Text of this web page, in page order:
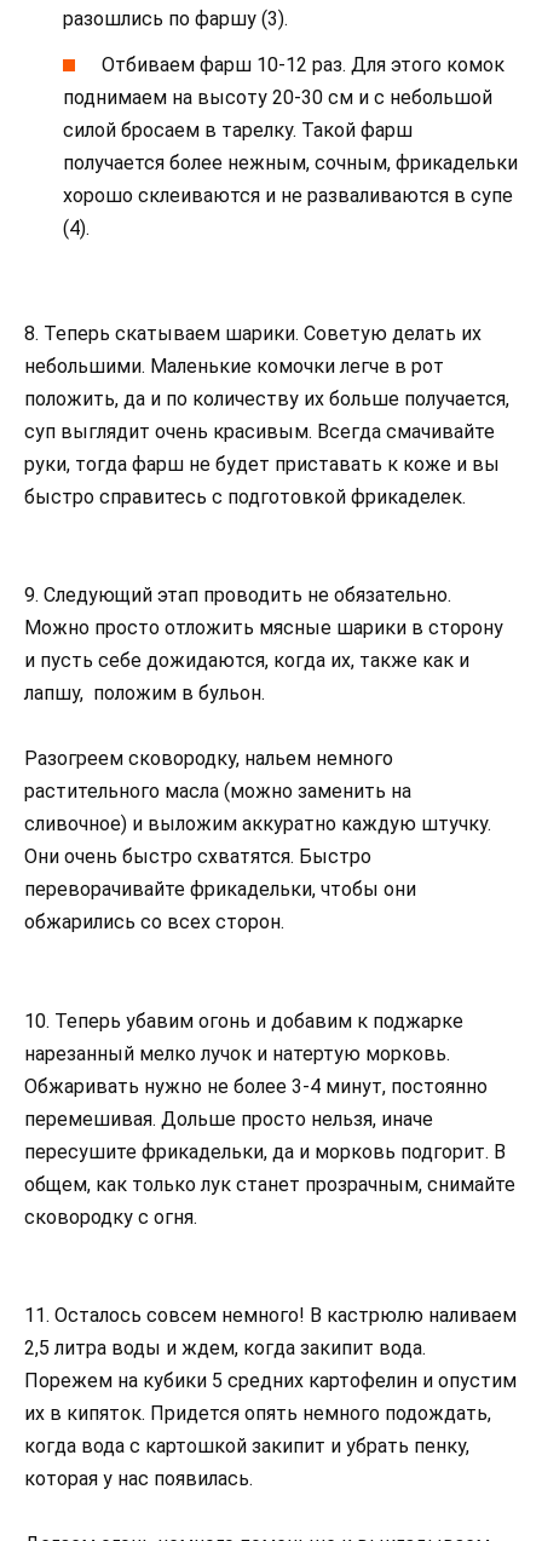
разошлись по фаршу (3).
Отбиваем фарш 10-12 раз. Для этого комок
поднимаем на высоту 20-30 см и с небольшой
силой бросаем в тарелку. Такой фарш
получается более нежным, сочным, фрикадельки
хорошо склеиваются и не разваливаются в супе
(4).
8. Теперь скатываем шарики. Советую делать их
небольшими. Маленькие комочки легче в рот
положить, да и по количеству их больше получается,
суп выглядит очень красивым. Всегда смачивайте
руки, тогда фарш не будет приставать к коже и вы
быстро справитесь с подготовкой фрикаделек.
9. Следующий этап проводить не обязательно.
Можно просто отложить мясные шарики в сторону
и пусть себе дожидаются, когда их, также как и
лапшу, положим в бульон.
Разогреем сковородку, нальем немного
растительного масла (можно заменить на
сливочное) и выложим аккуратно каждую штучку.
Они очень быстро схватятся. Быстро
переворачивайте фрикадельки, чтобы они
обжарились со всех сторон.
10. Теперь убавим огонь и добавим к поджарке
нарезанный мелко лучок и натертую морковь.
Обжаривать нужно не более 3-4 минут, постоянно
перемешивая. Дольше просто нельзя, иначе
пересушите фрикадельки, да и морковь подгорит. В
общем, как только лук станет прозрачным, снимайте
сковородку с огня.
11. Осталось совсем немного! В кастрюлю наливаем
2,5 литра воды и ждем, когда закипит вода.
Порежем на кубики 5 средних картофелин и опустим
их в кипяток. Придется опять немного подождать,
когда вода с картошкой закипит и убрать пенку,
которая у нас появилась.